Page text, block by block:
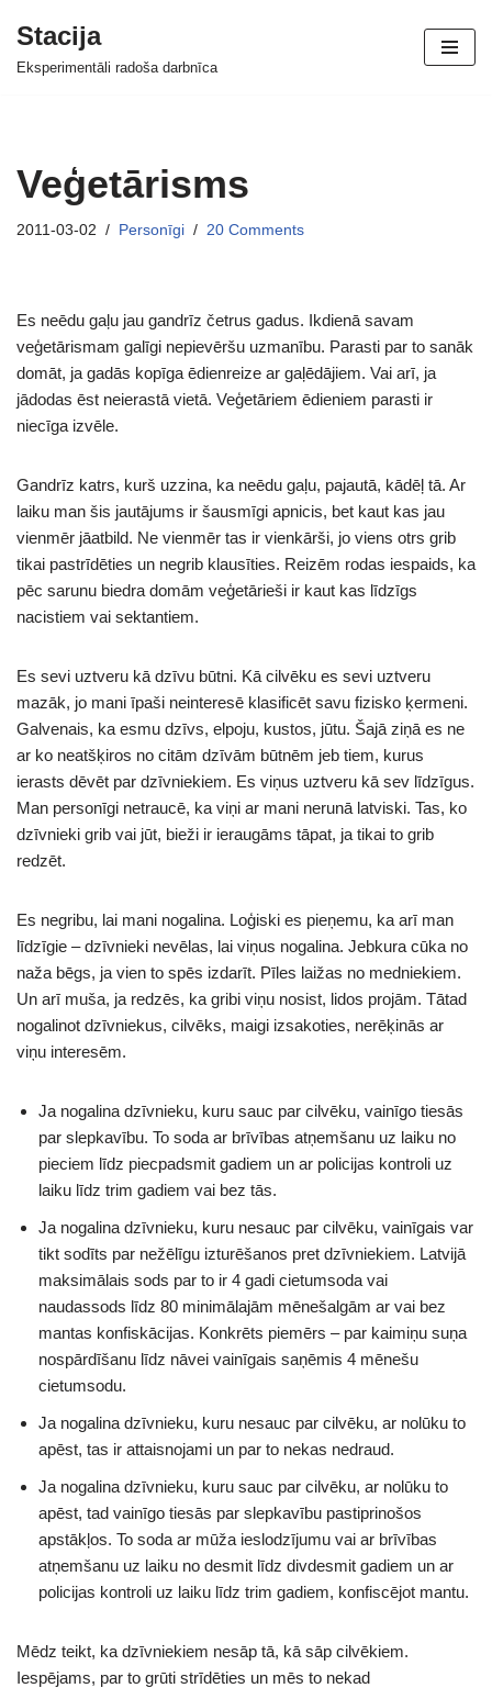
Skip
Stacija
Eksperimentāli radoša darbnīca
Veģetārisms
2011-03-02 Personīgi 20 Comments
Es neēdu gaļu jau gandrīz četrus gadus. Ikdienā savam
veģetārismam galīgi nepievēršu uzmanību. Parasti par to sanāk
domāt, ja gadās kopīga ēdienreize ar gaļēdājiem. Vai arī, ja
jādodas ēst neierastā vietā. Veģetāriem ēdieniem parasti ir
niecīga izvēle.
Gandrīz katrs, kurš uzzina, ka neēdu gaļu, pajautā, kādēļ tā. Ar
laiku man šis jautājums ir šausmīgi apnicis, bet kaut kas jau
vienmēr jāatbild. Ne vienmēr tas ir vienkārši, jo viens otrs grib
tikai pastrīdēties un negrib klausīties. Reizēm rodas iespaids, ka
pēc sarunu biedra domām veģetārieši ir kaut kas līdzīgs
nacistiem vai sektantiem.
Es sevi uztveru kā dzīvu būtni. Kā cilvēku es sevi uztveru
mazāk, jo mani īpaši neinteresē klasificēt savu fizisko ķermeni.
Galvenais, ka esmu dzīvs, elpoju, kustos, jūtu. Šajā ziņā es ne
ar ko neatšķiros no citām dzīvām būtnēm jeb tiem, kurus
ierasts dēvēt par dzīvniekiem. Es viņus uztveru kā sev līdzīgus.
Man personīgi netraucē, ka viņi ar mani nerunā latviski. Tas, ko
dzīvnieki grib vai jūt, bieži ir ieraugāms tāpat, ja tikai to grib
redzēt.
Es negribu, lai mani nogalina. Loģiski es pieņemu, ka arī man
līdzīgie – dzīvnieki nevēlas, lai viņus nogalina. Jebkura cūka no
naža bēgs, ja vien to spēs izdarīt. Pīles laižas no medniekiem.
Un arī muša, ja redzēs, ka gribi viņu nosist, lidos projām. Tātad
nogalinot dzīvniekus, cilvēks, maigi izsakoties, nerēķinās ar
viņu interesēm.
Ja nogalina dzīvnieku, kuru sauc par cilvēku, vainīgo tiesās
par slepkavību. To soda ar brīvības atņemšanu uz laiku no
pieciem līdz piecpadsmit gadiem un ar policijas kontroli uz
laiku līdz trim gadiem vai bez tās.
Ja nogalina dzīvnieku, kuru nesauc par cilvēku, vainīgais var
tikt sodīts par nežēlīgu izturēšanos pret dzīvniekiem. Latvijā
maksimālais sods par to ir 4 gadi cietumsoda vai
naudassods līdz 80 minimālajām mēnešalgām ar vai bez
mantas konfiskācijas. Konkrēts piemērs – par kaimiņu suņa
nospārdīšanu līdz nāvei vainīgais saņēmis 4 mēnešu
cietumsodu.
Ja nogalina dzīvnieku, kuru nesauc par cilvēku, ar nolūku to
apēst, tas ir attaisnojami un par to nekas nedraud.
Ja nogalina dzīvnieku, kuru sauc par cilvēku, ar nolūku to
apēst, tad vainīgo tiesās par slepkavību pastiprinošos
apstākļos. To soda ar mūža ieslodzījumu vai ar brīvības
atņemšanu uz laiku no desmit līdz divdesmit gadiem un ar
policijas kontroli uz laiku līdz trim gadiem, konfiscējot mantu.
Mēdz teikt, ka dzīvniekiem nesāp tā, kā sāp cilvēkiem.
Iespējams, par to grūti strīdēties un mēs to nekad